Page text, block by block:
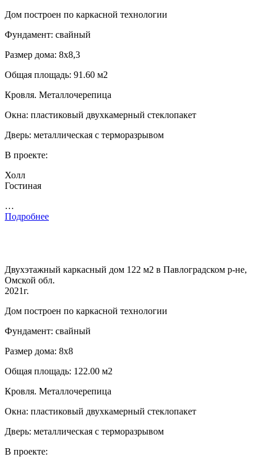
Дом построен по каркасной технологии
Фундамент: свайный
Размер дома: 8х8,3
Общая площадь: 91.60 м2
Кровля. Металлочерепица
Окна: пластиковый двухкамерный стеклопакет
Дверь: металлическая с терморазрывом
В проекте:
Холл
Гостиная
…
Подробнее
Двухэтажный каркасный дом 122 м2 в Павлоградском р-не,
Омской обл.
2021г.
Дом построен по каркасной технологии
Фундамент: свайный
Размер дома: 8х8
Общая площадь: 122.00 м2
Кровля. Металлочерепица
Окна: пластиковый двухкамерный стеклопакет
Дверь: металлическая с терморазрывом
В проекте: